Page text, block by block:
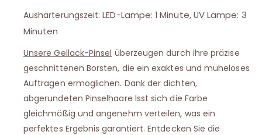
Aushärterungszeit:LED-Lampe: 1 Minute, UV Lampe: 3
Minuten
Unsere Gellack-Pinsel überzeugen durch ihre präzise
geschnittenen Borsten, die ein exaktes und müheloses
Auftragen ermöglichen. Dank der dichten,
abgerundeten Pinselhaare lsst sich die Farbe
gleichmäßig und angenehm verteilen, was ein
perfektes Ergebnis garantiert. Entdecken Sie die